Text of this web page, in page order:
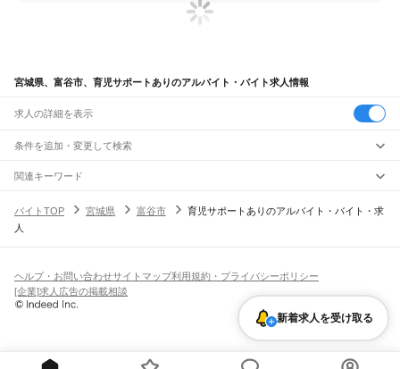
宮城県、富谷市、育児サポートありのアルバイト・バイト求人情報
求人の詳細を表示
条件を追加・変更して検索
市区町村を追加・変更
宮城県すべて
東松島市大崎市富谷市刈田郡柴田郡伊具郡亘理郡宮城郡黒川郡加美郡
牡鹿郡本吉郡
駅を追加・変更
国府多賀城駅塩釜駅松島駅愛宕駅品井沼駅鹿島台駅松山町駅小牛田駅
瀬峰駅梅ケ沢駅新田駅石越駅
JR仙山線
飲食・フードサービスすべて
ホールスタッフキッチンスタッフ
パン屋（ベーカリー）
バー（BAR）・バーテンダー
飲食店（店長・マネージャー）
営業テレフォンアポインター（テレアポ） ルートセールス
人気
日払いOK高校生歓迎 髪型・髪色自由
留学生・外国人活躍中
シフト
雇用形態を追加・変更
派遣社員
関連キーワード
宮城県 富谷市 児童クラブ宮城県 岩沼市 育児サポートあり 在宅
バイトTOP 宮城県 富谷市
育児サポートありのアルバイト・バイト・求
人
新着求人を受け取る
ヘルプ・お問い合わせサイトマップ利用規約・プライバシーポリシー
[企業]求人広告の掲載相談